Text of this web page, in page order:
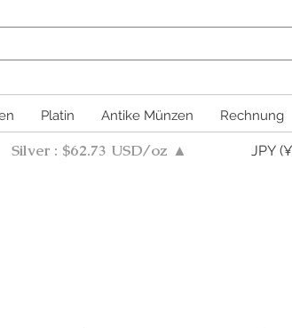
Platin Antike Münzen Rechnung
Silver : $62.73 USD/oz ▲ JPY